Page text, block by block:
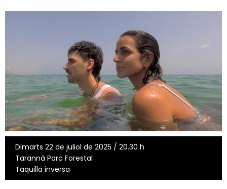
Dimarts 22 de juliol de 2025 / 20.30 h
Tarannà Parc Forestal
Taquilla inversa